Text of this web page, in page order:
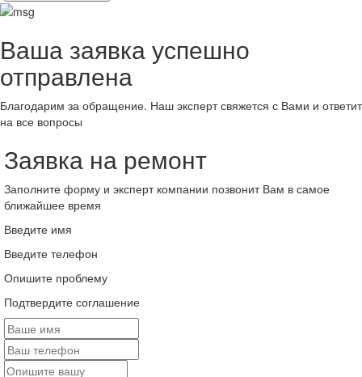
Ваша заявка успешно
отправлена
Благодарим за обращение. Наш эксперт свяжется с Вами и ответит
на все вопросы
Заявка на ремонт
Заполните форму и эксперт компании позвонит Вам в самое
ближайшее время
Введите имя
Введите телефон
Опишите проблему
Подтвердите соглашение